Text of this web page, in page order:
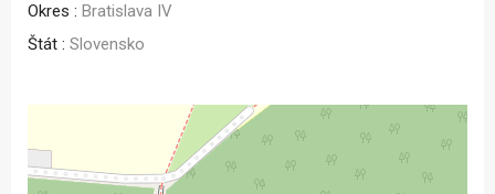
Okres : Bratislava IV
Štát : Slovensko